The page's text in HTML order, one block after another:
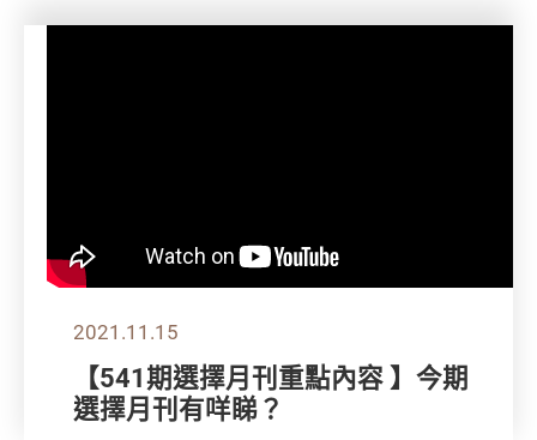
2021.11.15
【541期選擇月刊重點內容 】今期
選擇月刊有咩睇？